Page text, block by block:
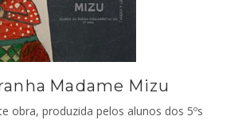
Madame Mizu
obra, produzida pelos alunos dos 5ºs